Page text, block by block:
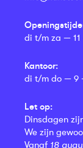
di t/m za — 11
Kantoor:
di t/m do — 9
Let op:
Dinsdagen
We zijn
Vanaf 18